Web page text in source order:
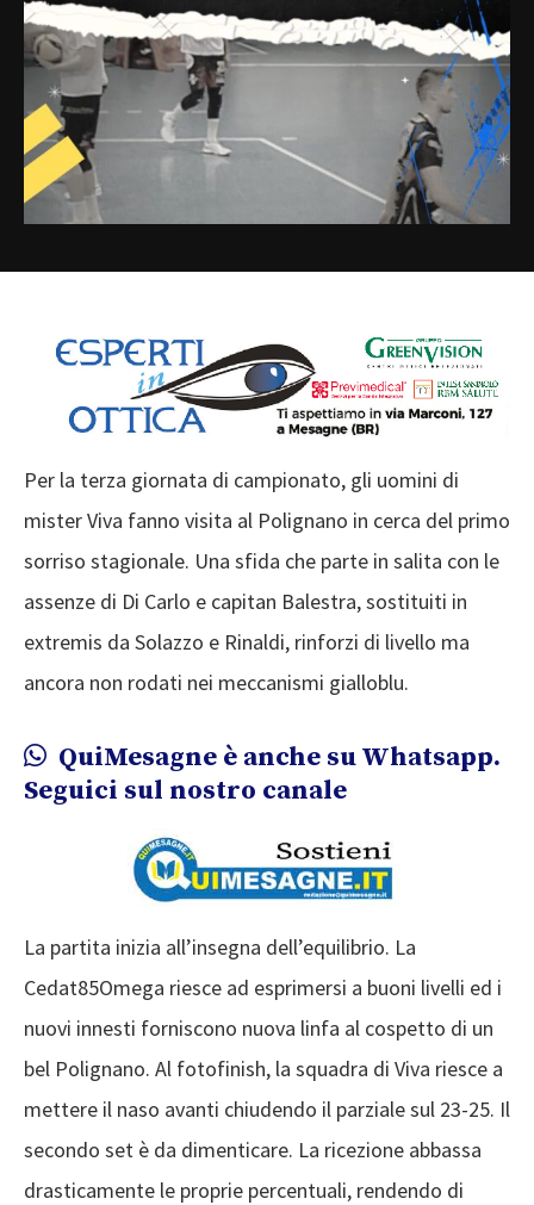
Per la terza giornata di campionato, gli uomini di
mister Viva fanno visita al Polignano in cerca del primo
sorriso stagionale. Una sfida che parte in salita con le
assenze di Di Carlo e capitan Balestra, sostituiti in
extremis da Solazzo e Rinaldi, rinforzi di livello ma
ancora non rodati nei meccanismi gialloblu.
QuiMesagne è anche su Whatsapp.
Seguici sul nostro canale
La partita inizia all’insegna dell’equilibrio. La
Cedat85Omega riesce ad esprimersi a buoni livelli ed i
nuovi innesti forniscono nuova linfa al cospetto di un
bel Polignano. Al fotofinish, la squadra di Viva riesce a
mettere il naso avanti chiudendo il parziale sul 23-25. Il
secondo set è da dimenticare. La ricezione abbassa
drasticamente le proprie percentuali, rendendo di